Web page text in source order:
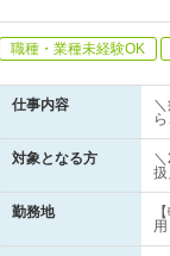
職種・業種未経験OK
仕事内容
対象となる方
扱
勤務地